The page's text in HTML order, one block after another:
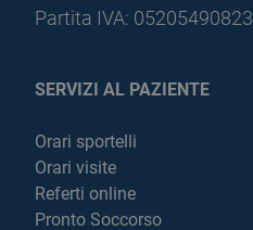
Partita IVA: 05205490823
SERVIZI AL PAZIENTE
Orari sportelli
Orari visite
Referti online
Pronto Soccorso